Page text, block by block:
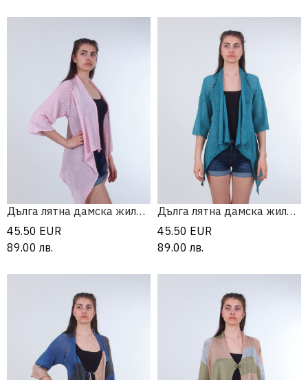
Дълга лятна дамска жилетка
45.50 EUR
89.00 лв.
Дълга лятна дамска жилетка
45.50 EUR
89.00 лв.